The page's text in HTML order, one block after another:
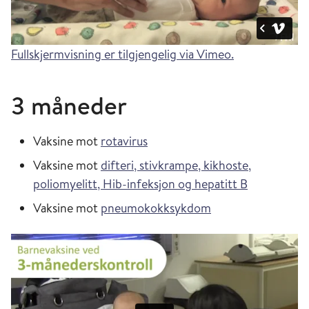
Fullskjermvisning er tilgjengelig via Vimeo.
3 måneder
Vaksine mot rotavirus
Vaksine mot difteri, stivkrampe, kikhoste,
poliomyelitt, Hib-infeksjon og hepatitt B
Vaksine mot pneumokokksykdom